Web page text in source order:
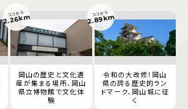
岡山の歴史と文化遺
産が集まる場所、岡山
県立博物館で文化体
験
ココから
2.26km
令和の大改修！岡山
県の誇る歴史的ラン
ドマーク、岡山城に征
く
ココから
2.89km